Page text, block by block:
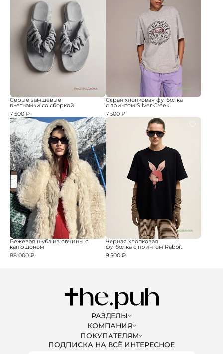
РАСПРОДАЖА
Серые замшевые
вьетнамки со сборкой
7 500 ₽
НОВИНКА
Серая хлопковая футболка
с принтом Silver Creek
7 500 ₽
Бежевая шуба из овчины с
капюшоном
88 000 ₽
НОВИНКА
Черная хлопковая
футболка с принтом Rabbit
9 500 ₽
РАЗДЕЛЫ
ЖЕНЩИНАМ
МУЖЧИНАМ PREMIUM
ЖЕНЩИНАМ PREMIUM
КОМПАНИЯ
О НАС
КАРЬЕРА В THE.PUH
ПОКУПАТЕЛЯМ
ДОСТАВКА
ПОДПИСКА НА ВСЁ ИНТЕРЕСНОЕ